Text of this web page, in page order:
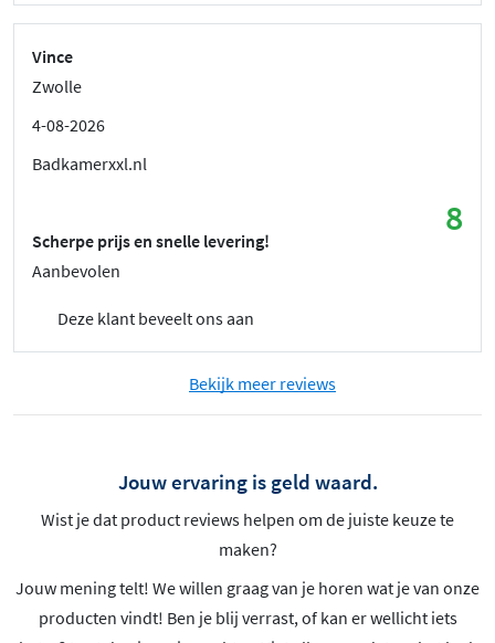
Vince
Zwolle
4-08-2026
Badkamerxxl.nl
8
Scherpe prijs en snelle levering!
Aanbevolen
Deze klant beveelt ons aan
Bekijk meer reviews
Jouw ervaring is geld waard.
Wist je dat product reviews helpen om de juiste keuze te
maken?
Jouw mening telt! We willen graag van je horen wat je van onze
producten vindt! Ben je blij verrast, of kan er wellicht iets